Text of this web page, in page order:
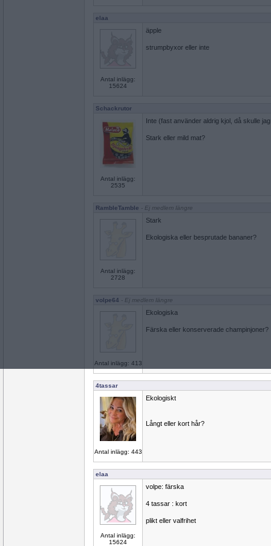
elaa
Antal inlägg:
15624
äpple
strumpbyxor eller inte
Schackrutor
Antal inlägg:
2535
Inte (fast använder aldrig kjol, då skulle
Stark eller mild mat?
RambleTamble - Ej medlem längre
Antal inlägg:
2728
Stark
Ekologiska eller besprutade bananer?
volpe64 - Ej medlem längre
Antal inlägg: 413
Ekologiska
Färska eller konserverade champinjoner?
4tassar
Antal inlägg: 443
Ekologiskt
Långt eller kort hår?
elaa
Antal inlägg:
15624
volpe: färska
4 tassar : kort
plikt eller valfrihet